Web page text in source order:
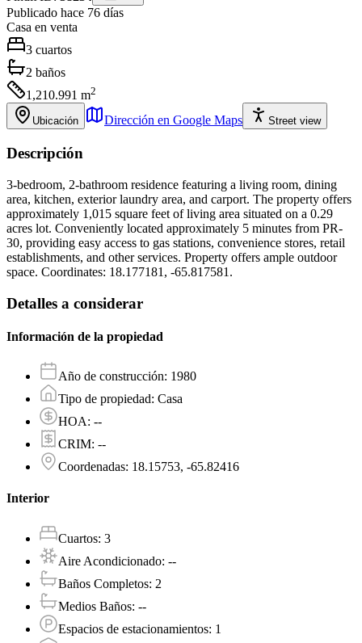
Publicado hace 76 días
Casa en venta
3 cuartos
2 baños
1,210.991 m2
Ubicación Dirección en Google Maps Street view
Descripción
3-bedroom, 2-bathroom residence featuring a living room, dining
area, kitchen, exterior laundry area, and carport. The property offers
approximately 1,015 square feet of living area situated on a 0.29
acres lot. Conveniently located approximately 5 minutes from PR-
30, providing easy access to gas stations, convenience stores, retail
establishments, and other services. Property offers ample outdoor
space. Coordinates: 18.177181, -65.817581.
Detalles a considerar
Información de la propiedad
Año de construcción: 1980
Tipo de propiedad: Casa
HOA: --
CRIM: --
Coordenadas: 18.15753, -65.82416
Interior
Cuartos: 3
Aire Acondicionado: --
Baños Completos: 2
Medios Baños: --
Espacios de estacionamientos: 1